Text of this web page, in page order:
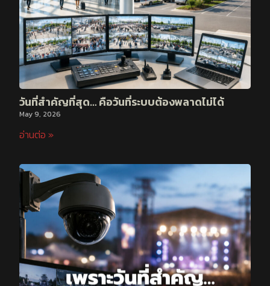
วันที่สำคัญที่สุด… คือวันที่ระบบต้องพลาดไม่ได้
May 9, 2026
อ่านต่อ »